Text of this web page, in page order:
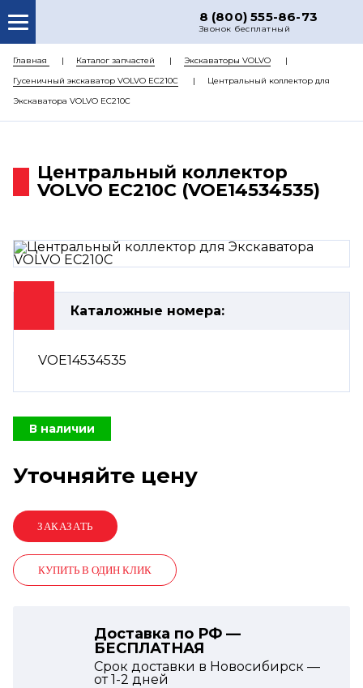
8 (800) 555-86-73
Звонок бесплатный
О НАС
КАТАЛОГ ЗАПЧАСТЕЙ
РЕМОНТ
ЦЕНЫ
Главная Каталог запчастей
Экскаваторы VOLVO
Гусеничный экскаватор VOLVO EC210C
Центральный коллектор для
Экскаватора VOLVO EC210C
Центральный коллектор
VOLVO EC210C (VOE14534535)
Каталожные номера:
VOE14534535
В наличии
Уточняйте цену
КУПИТЬ В ОДИН КЛИК
Доставка по РФ —
БЕСПЛАТНАЯ
Срок доставки в Новосибирск —
от1-2 дней